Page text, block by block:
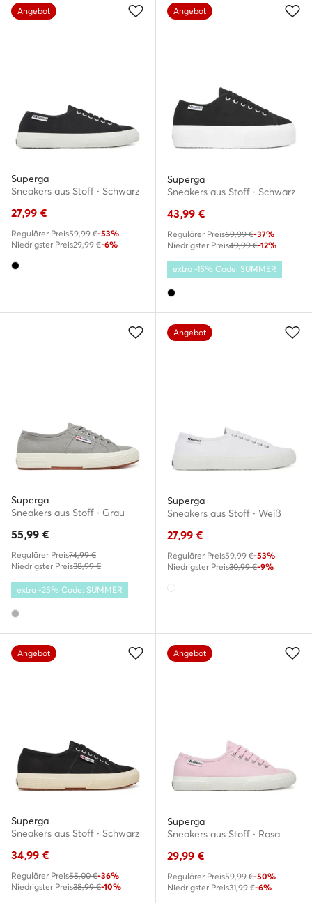
Angebot
Superga
Sneakers aus Stoff · Schwarz
27,99 €
Regulärer Preis59,99 €-53%
Niedrigster Preis29,99 €-6%
Angebot
Superga
Sneakers aus Stoff · Schwarz
43,99 €
Regulärer Preis69,99 €-37%
Niedrigster Preis49,99 €-12%
extra -15% Code: SUMMER
Superga
Sneakers aus Stoff · Grau
55,99 €
Regulärer Preis74,99 €
Niedrigster Preis38,99 €
extra -25% Code: SUMMER
Angebot
Superga
Sneakers aus Stoff · Weiß
27,99 €
Regulärer Preis59,99 €-53%
Niedrigster Preis30,99 €-9%
Angebot
Superga
Sneakers aus Stoff · Schwarz
34,99 €
Regulärer Preis55,00 €-36%
Niedrigster Preis38,99 €-10%
Angebot
Superga
Sneakers aus Stoff · Rosa
29,99 €
Regulärer Preis59,99 €-50%
Niedrigster Preis31,99 €-6%